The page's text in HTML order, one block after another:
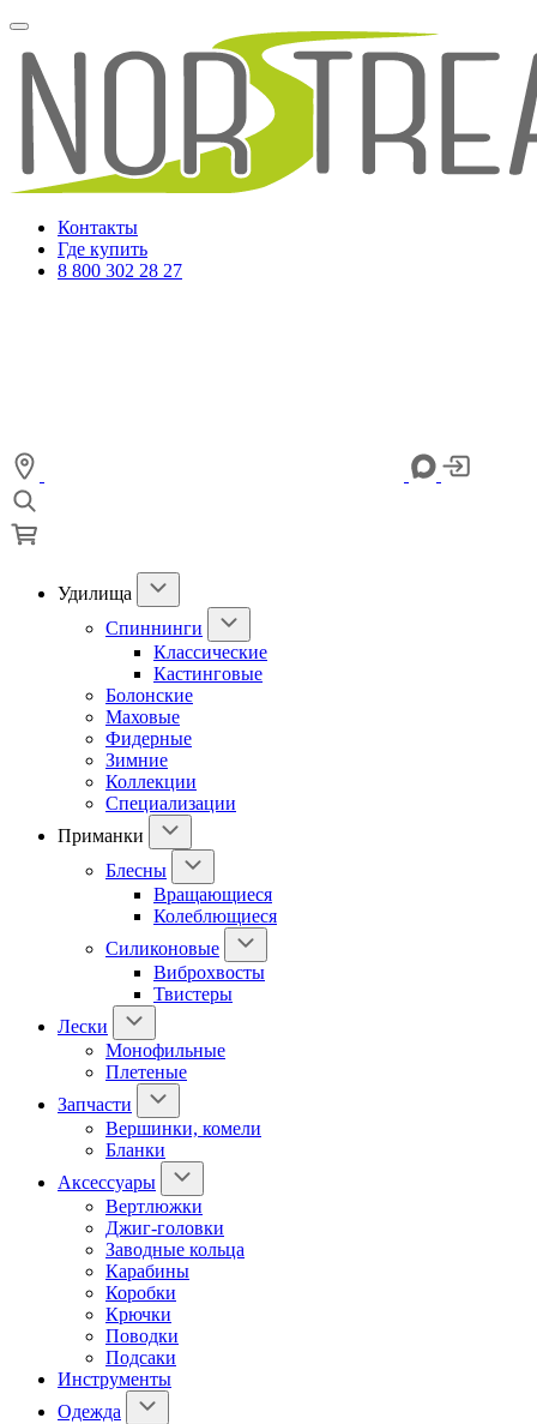
Контакты
Где купить
8 800 302 28 27
Удилища
Спиннинги
Классические
Кастинговые
Болонские
Маховые
Фидерные
Зимние
Коллекции
Специализации
Приманки
Блесны
Вращающиеся
Колеблющиеся
Силиконовые
Виброхвосты
Твистеры
Лески
Монофильные
Плетеные
Запчасти
Вершинки, комели
Бланки
Аксессуары
Вертлюжки
Джиг-головки
Заводные кольца
Карабины
Коробки
Крючки
Поводки
Подсаки
Инструменты
Одежда